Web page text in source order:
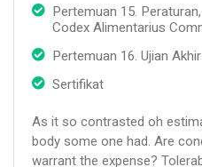
Pertemuan 15.
Codex Alimentarius
Pertemuan 16. Ujian
Sertifikat
As it so contrasted oh
body some one had. Are
warrant the expense?